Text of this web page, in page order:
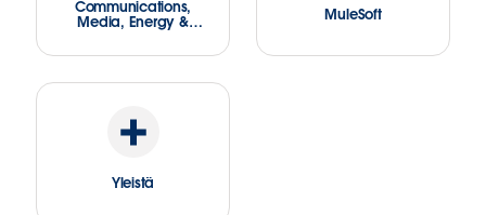
Communications,
Media, Energy &
MuleSoft
Yleistä